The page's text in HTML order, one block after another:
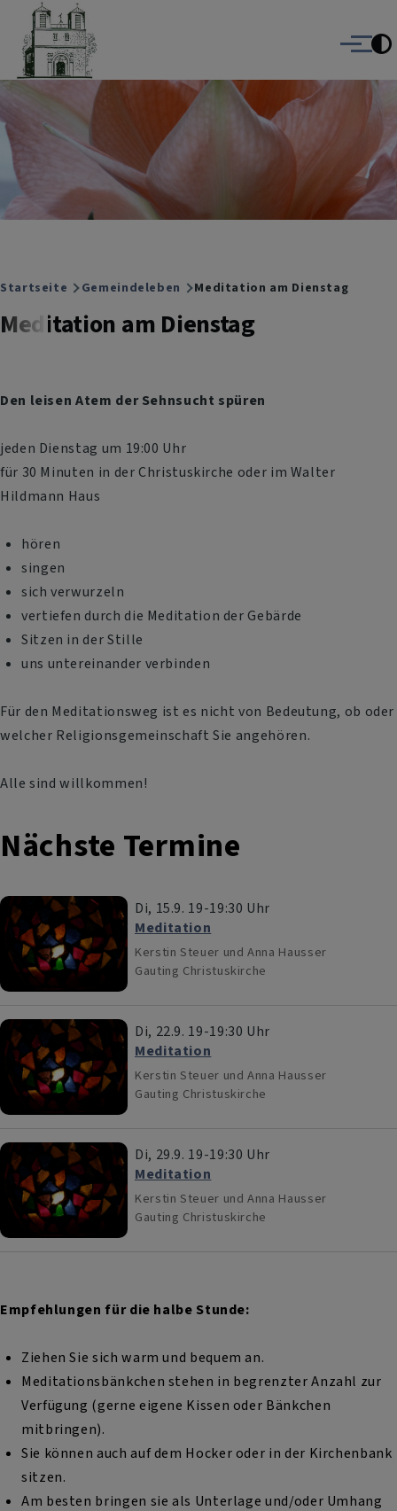
Direkt zum Inhalt
Christuskirche Gauting
Evangelisch-Lutherische Kirche Gauting
Menü
Breadcrumb
Startseite Gemeindeleben Meditation am Dienstag
Meditation am Dienstag
Den leisen Atem der Sehnsucht spüren
jeden Dienstag um 19:00 Uhr
für 30 Minuten in der Christuskirche oder im Walter
Hildmann Haus
hören
singen
sich verwurzeln
vertiefen durch die Meditation der Gebärde
Sitzen in der Stille
uns untereinander verbinden
Für den Meditationsweg ist es nicht von Bedeutung, ob oder
welcher Religionsgemeinschaft Sie angehören.
Alle sind willkommen!
Nächste Termine
Di, 15.9. 19-19:30 Uhr
Meditation
Kerstin Steuer und Anna Hausser
Gauting Christuskirche
Di, 22.9. 19-19:30 Uhr
Meditation
Kerstin Steuer und Anna Hausser
Gauting Christuskirche
Di, 29.9. 19-19:30 Uhr
Meditation
Kerstin Steuer und Anna Hausser
Gauting Christuskirche
Empfehlungen für die halbe Stunde:
Ziehen Sie sich warm und bequem an.
Meditationsbänkchen stehen in begrenzter Anzahl zur
Verfügung (gerne eigene Kissen oder Bänkchen
mitbringen).
Sie können auch auf dem Hocker oder in der Kirchenbank
sitzen.
Am besten bringen sie als Unterlage und/oder Umhang